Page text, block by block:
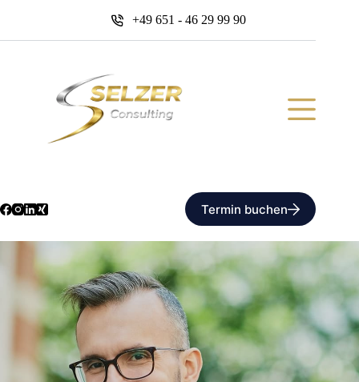
+49 651 - 46 29 99 90
Termin buchen